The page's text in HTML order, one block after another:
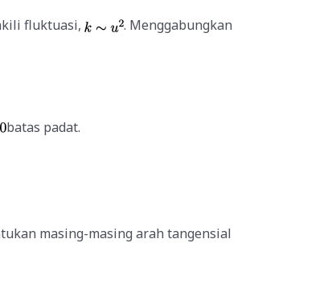
fluktuasi,
. Menggabungkan
batas padat.
masing-masing arah tangensial